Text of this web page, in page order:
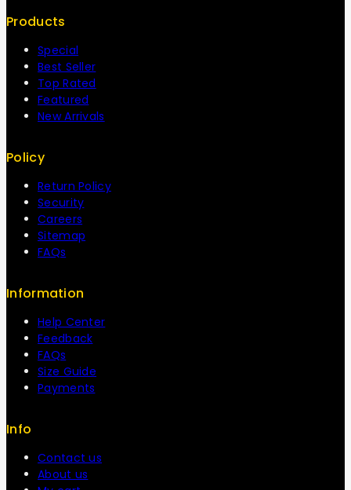
Products
Special
Best Seller
Top Rated
Featured
New Arrivals
Policy
Return Policy
Security
Careers
Sitemap
FAQs
Information
Help Center
Feedback
FAQs
Size Guide
Payments
Info
Contact us
About us